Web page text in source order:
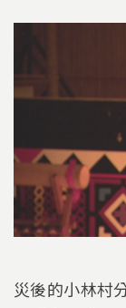
災後的小林村